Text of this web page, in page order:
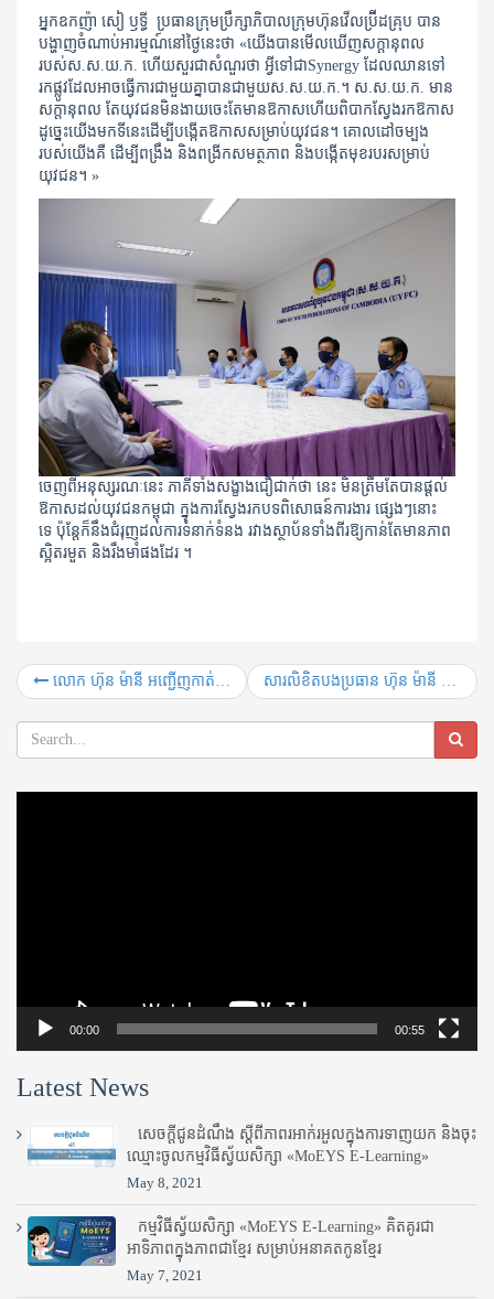
អ្នកឧកញ៉ា សៀ ឫទ្ធី ប្រធានក្រុមប្រឹក្សាភិបាលក្រុមហ៊ុនវើលប្រ៊ីដគ្រុប បាន
បង្ហាញចំណាប់អារម្មណ៍នៅថ្ងៃនេះថា​ «យើងបានមើលឃើញសក្តានុពល
របស់ស.ស.យ.ក.​ ហើយសួរជាសំណួរថា​ អ្វីទៅជាSynergy ដែលឈានទៅ
រកផ្លូវដែលអាចធ្វើការជាមួយគ្នាបានជាមួយស.ស.យ.ក.​។​ ស.ស.យ.ក. មាន
សក្តានុពល តែយុវជនមិនងាយចេះតែមានឱកាស​ហើយពិបាកស្វែងរកឱកាស
ដូច្នេះយើងមកទីនេះដើម្បីបង្កើតឱកាសសម្រាប់យុវជន។ គោលដៅចម្បង
របស់យើងគឺ​ ដើម្បីពង្រឹង និងពង្រីកសមត្ថភាព និងបង្កើតមុខរបរសម្រាប់
យុវជន។ »
ចេញពីអនុស្សរណៈនេះ​ ភាគីទាំងសង្ខាងជឿជាក់ថា ​​នេះ មិនត្រឹមតែបានផ្ដល់
ឱកាសដល់យុវជនកម្ពុជា ក្នុងការស្វែងរកបទពិសោធន៍ការងារ ផ្សេងៗនោះ
ទេ ប៉ុន្តែក៏នឹងជំរុញដល់ការទំនាក់ទំនង រវាងស្ថាប័នទាំងពីរឱ្យកាន់តែមានភាព
ស្អិតរមួត និងរឹងមាំផងដែរ ។
លោក ហ៊ុន ម៉ានី អញ្ជើញកាត់ខ្សែបូរសម្ពោធអគារទីស្នាក់ការថ្មីរបស់ ស.ស.យ.ក. ខេត្តបាត់ដំបង សារលិខិតបងប្រធាន ហ៊ុន ម៉ានី ផ្ញើជូនសមាជិក សមាជិកាក្រុមគ្រួសារ សហភាពសហព័ន្ធយុវជនកម្ពុជា
00:00 00:55
Latest News
សេចក្តីជូនដំណឹង ស្តី​ពីភាព​រអាក់រអួល​ក្នុងការ​ទាញ​យក និង​ចុះ​
ឈ្មោះ​ចូល​កម្មវិធី​ស្វ័យសិក្សា «MoEYS E-Learning»
May 8, 2021
កម្មវិធីស្វ័យសិក្សា «MoEYS E-Learning» គិតគូរជា
អាទិភាពក្នុងភាពជាខ្មែរ សម្រាប់អនាគតកូនខ្មែរ
May 7, 2021